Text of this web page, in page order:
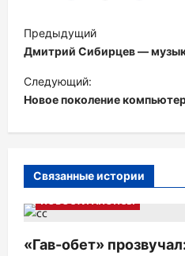
а
в
и
ц
я
п
Предыдущий
Дмитрий Сибирцев —
Следующий:
Новое поколение
Связанные истории
НОВОСТИ АНОНСЫ
«Гав-обет»